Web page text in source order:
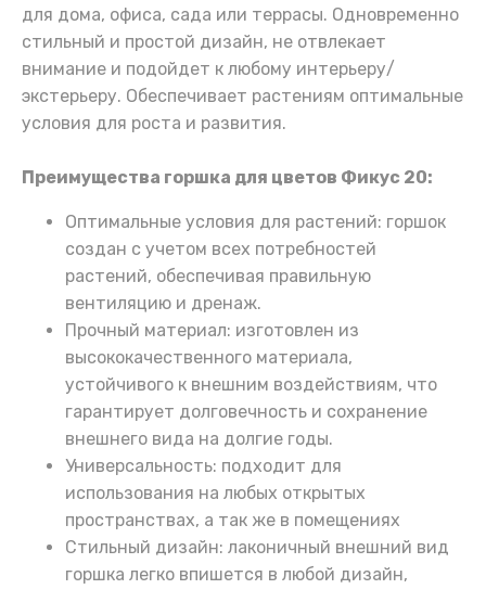
для дома, офиса, сада или террасы. Одновременно
стильный и простой дизайн, не отвлекает
внимание и подойдет к любому интерьеру/
экстерьеру. Обеспечивает растениям оптимальные
условия для роста и развития.
Преимущества горшка для цветов Фикус 20:
Оптимальные условия для растений: горшок
создан с учетом всех потребностей
растений, обеспечивая правильную
вентиляцию и дренаж.
Прочный материал: изготовлен из
высококачественного материала,
устойчивого к внешним воздействиям, что
гарантирует долговечность и сохранение
внешнего вида на долгие годы.
Универсальность: подходит для
использования на любых открытых
пространствах, а так же в помещениях
Стильный дизайн: лаконичный внешний вид
горшка легко впишется в любой дизайн,